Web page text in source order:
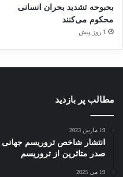
بحبوحه تشدید بحران انسانی
محکوم می‌کنند
1 روز پیش
مطالب پر بازدید
19 مارس 2023
صدر متاثرین از تروریسم
19 می 2025